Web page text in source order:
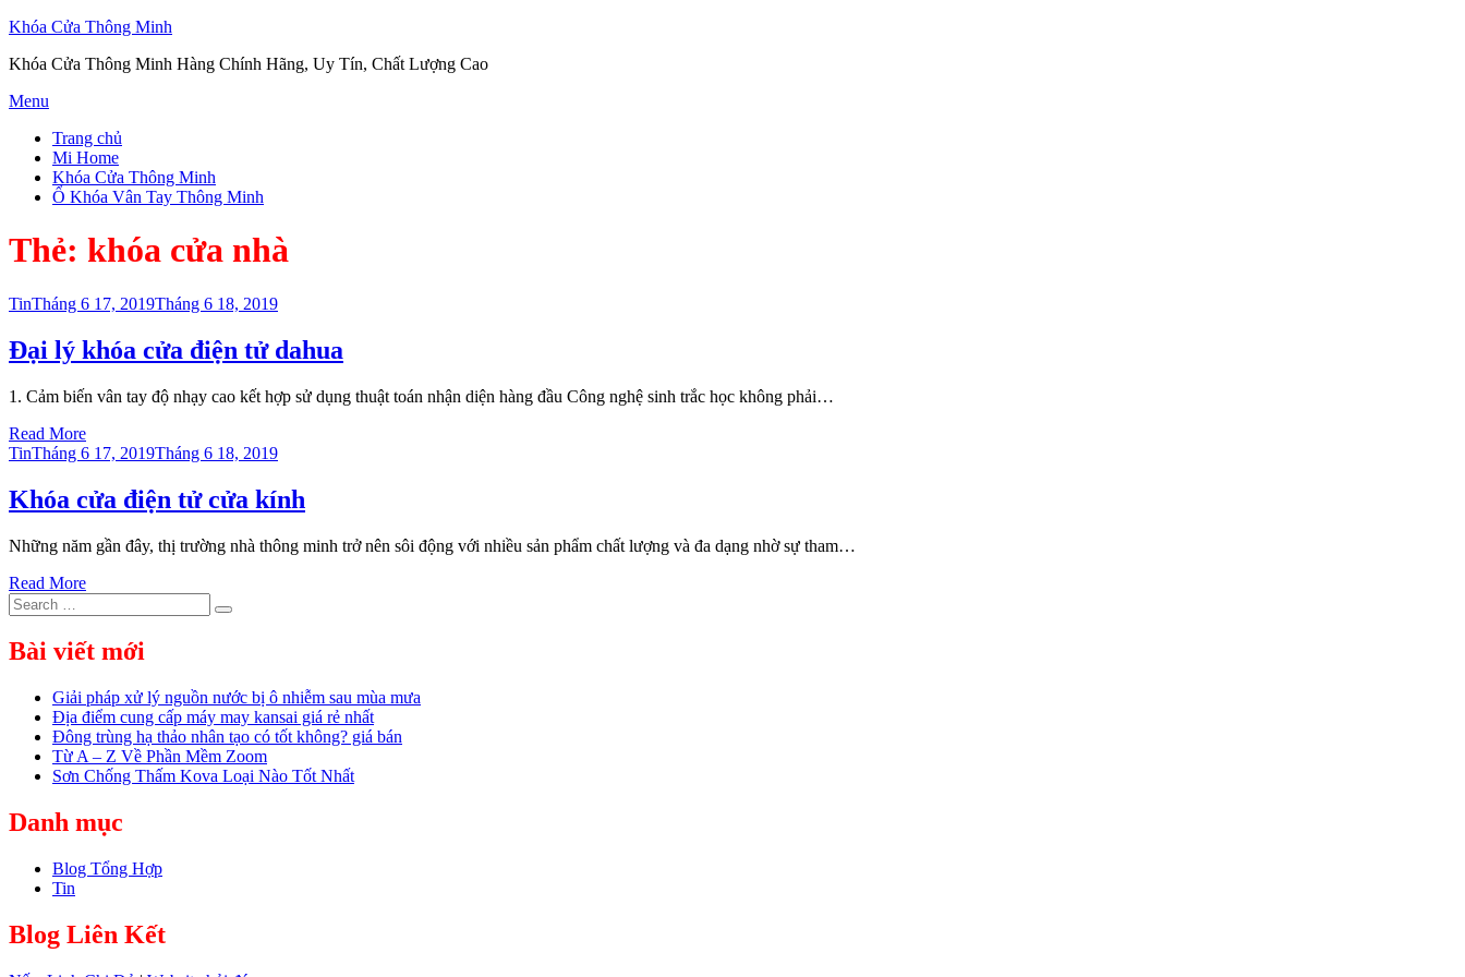
Khóa Cửa Thông Minh
Khóa Cửa Thông Minh Hàng Chính Hãng, Uy Tín, Chất Lượng Cao
Skip
content
Menu
Trang chủ
Mi Home
Khóa Cửa Thông Minh
Ổ Khóa Vân Tay Thông Minh
Thẻ: khóa cửa nhà
TinPosted
Tháng 6 17, 2019Tháng 6 18, 2019
Đại lý khóa cửa điện tử dahua
1. Cảm biến vân tay độ nhạy cao kết hợp sử dụng thuật toán nhận diện hàng đầu Công nghệ sinh trắc học không phải…
Read More
TinPosted
Tháng 6 17, 2019Tháng 6 18, 2019
Khóa cửa điện tử cửa kính
Những năm gần đây, thị trường nhà thông minh trở nên sôi động với nhiều sản phẩm chất lượng và đa dạng nhờ sự tham…
Read More
Search
for:
Search
Bài viết mới
Giải pháp xử lý nguồn nước bị ô nhiễm sau mùa mưa
Địa điểm cung cấp máy may kansai giá rẻ nhất
Đông trùng hạ thảo nhân tạo có tốt không? giá bán
Từ A – Z Về Phần Mềm Zoom
Sơn Chống Thấm Kova Loại Nào Tốt Nhất
Danh mục
Blog Tổng Hợp
Tin
Blog Liên Kết